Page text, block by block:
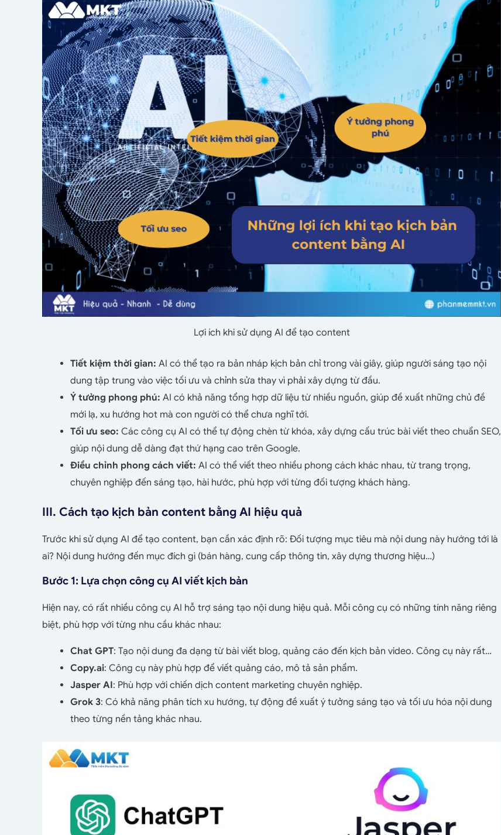
Lợi ích khi sử dụng AI để tạo content
Tiết kiệm thời gian: AI có thể tạo ra bản nháp kịch bản chỉ trong vài giây, giúp người sáng tạo nội
dung tập trung vào việc tối ưu và chỉnh sửa thay vì phải xây dựng từ đầu.
Ý tưởng phong phú: AI có khả năng tổng hợp dữ liệu từ nhiều nguồn, giúp đề xuất những chủ đề
mới lạ, xu hướng hot mà con người có thể chưa nghĩ tới.
Tối ưu seo: Các công cụ AI có thể tự động chèn từ khóa, xây dựng cấu trúc bài viết theo chuẩn SEO,
giúp nội dung dễ dàng đạt thứ hạng cao trên Google.
Điều chỉnh phong cách viết: AI có thể viết theo nhiều phong cách khác nhau, từ trang trọng,
chuyên nghiệp đến sáng tạo, hài hước, phù hợp với từng đối tượng khách hàng.
III. Cách tạo kịch bản content bằng AI hiệu quả
Trước khi sử dụng AI để tạo content, bạn cần xác định rõ: Đối tượng mục tiêu mà nội dung này hướng tới là
ai? Nội dung hướng đến mục đích gì (bán hàng, cung cấp thông tin, xây dựng thương hiệu…)
Bước 1: Lựa chọn công cụ AI viết kịch bản
Hiện nay, có rất nhiều công cụ AI hỗ trợ sáng tạo nội dung hiệu quả. Mỗi công cụ có những tính năng riêng
biệt, phù hợp với từng nhu cầu khác nhau:
Chat GPT: Tạo nội dung đa dạng từ bài viết blog, quảng cáo đến kịch bản video. Công cụ này rất…
Copy.ai: Công cụ này phù hợp để viết quảng cáo, mô tả sản phẩm.
Jasper AI: Phù hợp với chiến dịch content marketing chuyên nghiệp.
Grok 3: Có khả năng phân tích xu hướng, tự động đề xuất ý tưởng sáng tạo và tối ưu hóa nội dung
theo từng nền tảng khác nhau.